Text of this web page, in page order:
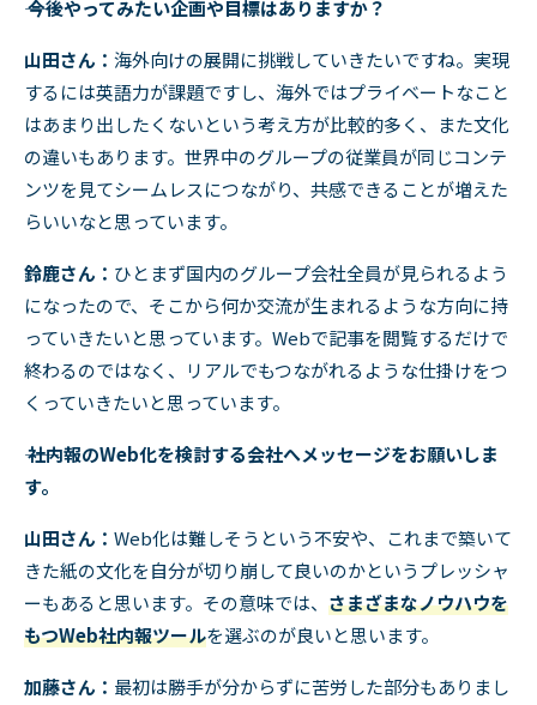
―― 今後やってみたい企画や目標はありますか？
山田さん： 海外向けの展開に挑戦していきたいですね。実現
するには英語力が課題ですし、海外ではプライベートなこと
はあまり出したくないという考え方が比較的多く、また文化
の違いもあります。世界中のグループの従業員が同じコンテ
ンツを見てシームレスにつながり、共感できることが増えた
らいいなと思っています。
鈴鹿さん： ひとまず国内のグループ会社全員が見られるよう
になったので、そこから何か交流が生まれるような方向に持
っていきたいと思っています。 Webで記事を閲覧するだけで
終わるのではなく、リアルでもつながれるような仕掛けをつ
くっていきたいと思っています。
―― 社内報のWeb化を検討する会社へメッセージをお願いしま
す。
山田さん： Web化は難しそうという不安や、これまで築いて
きた紙の文化を自分が切り崩して良いのかというプレッシャ
ーもあると思います。その意味では、 さまざまなノウハウを
もつWeb社内報ツールを選ぶのが良いと思います。
加藤さん： 最初は勝手が分からずに苦労した部分もありまし